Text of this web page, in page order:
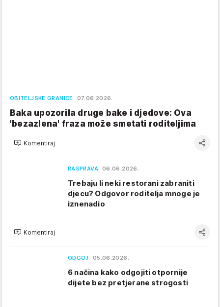
OBITELJSKE GRANICE 07.06.2026.
Baka upozorila druge bake i djedove: Ova
'bezazlena' fraza može smetati roditeljima
Komentiraj
RASPRAVA 06.06.2026.
Trebaju li neki restorani zabraniti
djecu? Odgovor roditelja mnoge je
iznenadio
Komentiraj
ODGOJ 05.06.2026.
6 načina kako odgojiti otpornije
dijete bez pretjerane strogosti